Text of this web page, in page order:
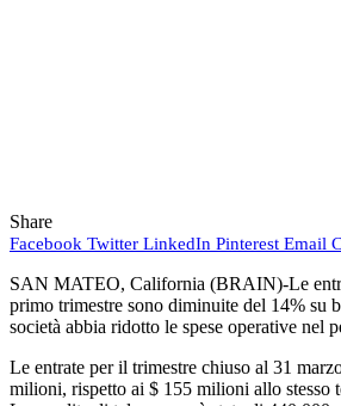
Share
Facebook Twitter LinkedIn Pinterest Email
SAN MATEO, California (BRAIN)-Le
primo trimestre sono diminuite del 14% su
società abbia ridotto le spese operative nel
Le entrate per il trimestre chiuso al 31
milioni, rispetto ai $ 155 milioni allo stesso